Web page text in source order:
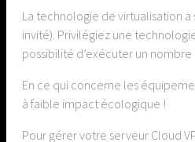
La technologie de virtualisation
invité). Privilégiez une
possibilité d’exécuter un
En ce qui concerne les
à faible impact écologique !
Pour gérer votre serveur Cloud